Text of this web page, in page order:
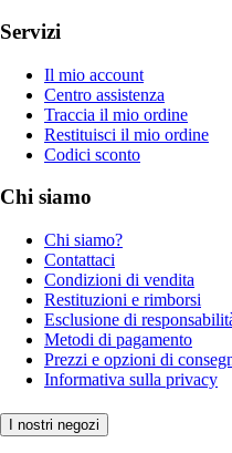
Servizi
Il mio account
Centro assistenza
Traccia il mio ordine
Restituisci il mio ordine
Codici sconto
Chi siamo
Chi siamo?
Contattaci
Condizioni di vendita
Restituzioni e rimborsi
Esclusione di
Metodi di pagamento
Prezzi e opzioni di
Informativa sulla privacy
I nostri negozi